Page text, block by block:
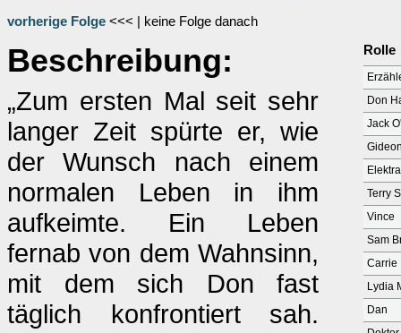
vorherige Folge <<< | keine Folge danach
Beschreibung:
„Zum ersten Mal seit sehr
langer Zeit spürte er, wie
der Wunsch nach einem
normalen Leben in ihm
aufkeimte. Ein Leben
fernab von dem Wahnsinn,
mit dem sich Don fast
täglich konfrontiert sah.
Rolle
Don
Jack
Elektra
Terry
Vince
Sam
Carrie
Lydia
Dan